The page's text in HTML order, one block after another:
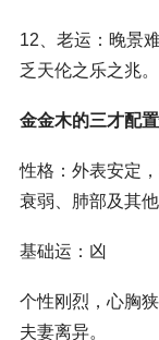
12、老运：晚景
乏天伦之乐之兆。
金金木的三才配
性格：外表安定
衰弱、肺部及其他
基础运：凶
个性刚烈，心胸
夫妻离异。